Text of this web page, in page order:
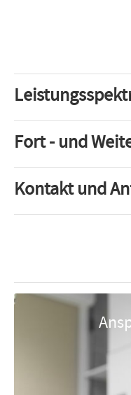
Fort - und
Kontakt und